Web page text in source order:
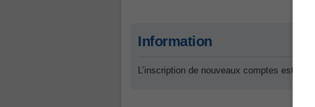
Information
L’inscription de nouveaux comptes est